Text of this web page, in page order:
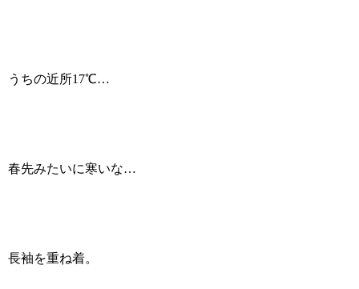
うちの近所17℃…
春先みたいに寒いな…
長袖を重ね着。